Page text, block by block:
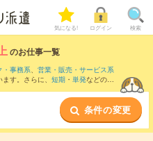
気になる! ログイン 検索
のお仕事一覧
・事務系、 営業・販売・サービス系
す。さらに、 短期 ・ 単発などの期
条件の変更